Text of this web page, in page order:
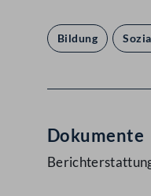
Bildung
Dokumente